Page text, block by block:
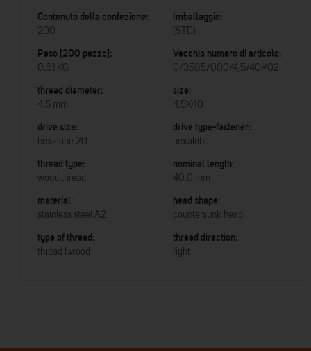
Contenuto della confezione:
200
Imballaggio:
(STD)
Peso [200 pezzo]:
0.61 KG
Vecchio numero di articolo:
0/3585/000/4,5/40//02
thread diameter:
4.5 mm
size:
4,5X40
drive size:
hexalobe 20
drive type-fastener:
hexalobe
thread type:
wood thread
nominal length:
40.0 mm
material:
stainless steel A2
head shape:
countersunk head
type of thread:
thread f.wood
thread direction:
right